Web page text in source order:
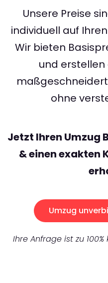
Unsere Preise
individuell auf
Wir bieten
und
ohne
Jetzt Ihren Umzug
& einen exakten
Umzug
Ihre Anfrage ist zu